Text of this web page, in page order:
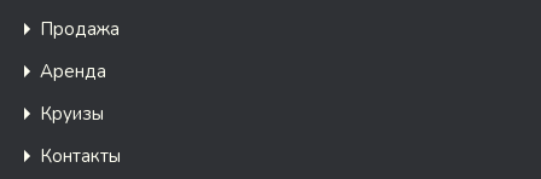
Продажа
Аренда
Круизы
Контакты